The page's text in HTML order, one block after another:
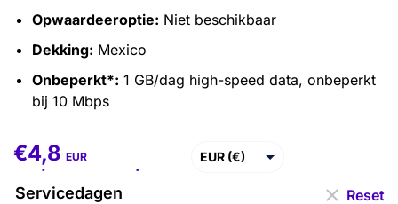
Opwaardeeroptie: Niet beschikbaar
Dekking: Mexico
Onbeperkt*: 1 GB/dag high-speed data, onbeperkt
bij 10 Mbps
€4,8 –€ EUR (€)
Servicedagen Reset
€4,8 EUR